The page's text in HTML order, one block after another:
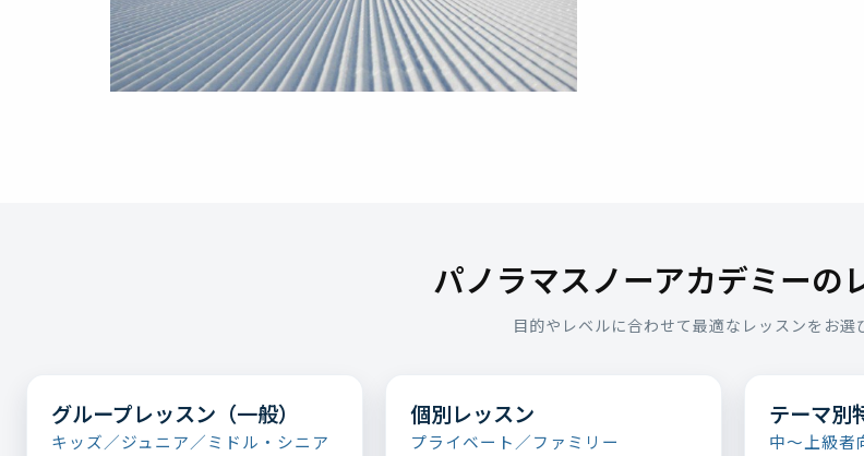
パノラマスノーアカデミーの
目的やレベルに合わせて最適なレッスンをお選
グループレッスン（一般）
キッズ／ジュニア／ミドル・シニア
個別レッスン
プライベート／ファミリー
テーマ別
中～上級者